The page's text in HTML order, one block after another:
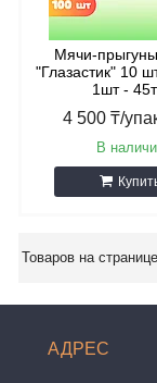
Мячи-
"Глазастик" 10
1шт -
4 500 ₸/
В